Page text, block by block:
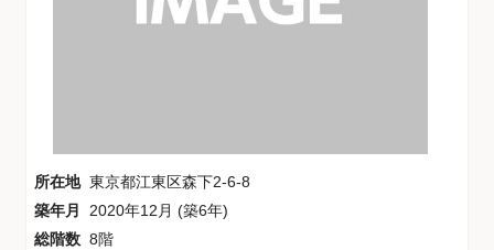
所在地 東京都江東区森下2-6-8
築年月
2020年12月 (築6年)
総階数 8階